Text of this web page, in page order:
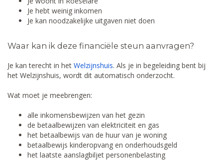
Je hebt weinig inkomen
Je kan noodzakelijke uitgaven niet doen
Waar kan ik deze financiële steun aanvragen?
Je kan terecht in het Welzijnshuis. Als je in begeleiding bent bij
het Welzijnshuis, wordt dit automatisch onderzocht.
Wat moet je meebrengen:
alle inkomensbewijzen van het gezin
de betaalbewijzen van elektriciteit en gas
het betaalbewijs van de huur van je woning
betaalbewijs kinderopvang en onderhoudsgeld
het laatste aanslagbiljet personenbelasting